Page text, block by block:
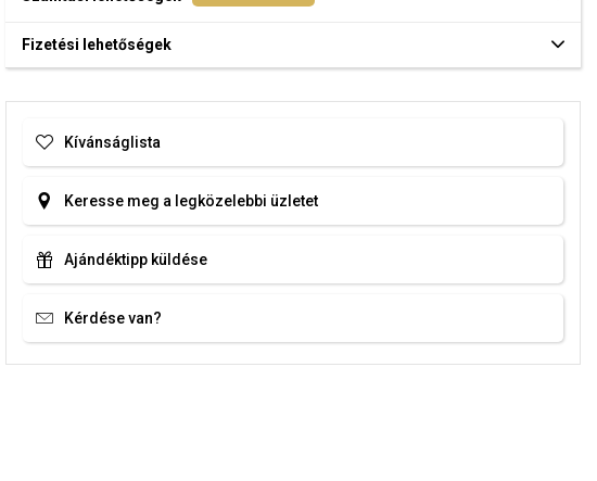
Fizetési lehetőségek
Kívánságlista
Keresse meg a legközelebbi üzletet
Ajándéktipp küldése
Kérdése van?